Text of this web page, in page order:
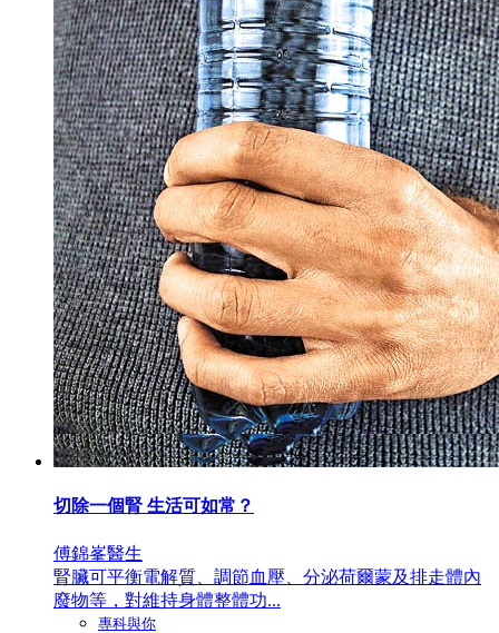
切除一個腎 生活可如常？
傅錦峯醫生
腎臟可平衡電解質、調節血壓、分泌荷爾蒙及排走體內
廢物等，對維持身體整體功...
專科與你